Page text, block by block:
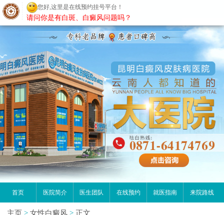
昆明白癜风医院
首页 医院简介 医生团队 在线预约 就医指南 来院路线
主页 > 女性白癜风 > 正文
您好,这里是在线预约挂号平台！
请问你是有白斑、白癜风问题吗？